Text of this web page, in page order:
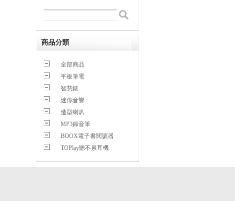
商品分類
全部商品
平板筆電
智慧錶
迷你音響
造型喇叭
MP3錄音筆
BOOX電子書閱讀器
TOPlay聽不累耳機